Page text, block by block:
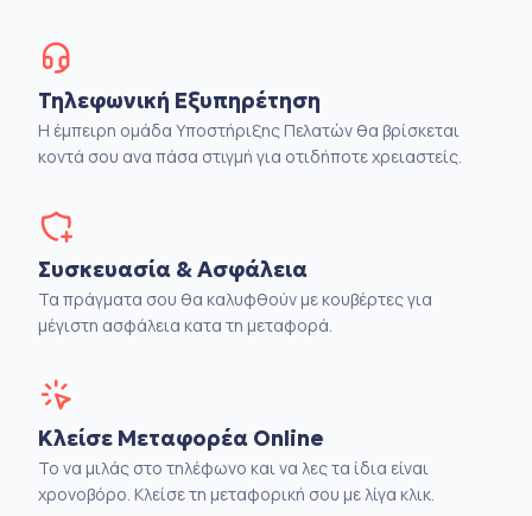
Τηλεφωνική Εξυπηρέτηση
Η έμπειρη ομάδα Υποστήριξης Πελατών θα βρίσκεται
κοντά σου ανα πάσα στιγμή για οτιδήποτε χρειαστείς.
Συσκευασία & Ασφάλεια
Τα πράγματα σου θα καλυφθούν με κουβέρτες για
μέγιστη ασφάλεια κατα τη μεταφορά.
Κλείσε Μεταφορέα Online
Το να μιλάς στο τηλέφωνο και να λες τα ίδια είναι
χρονοβόρο. Κλείσε τη μεταφορική σου με λίγα κλικ.